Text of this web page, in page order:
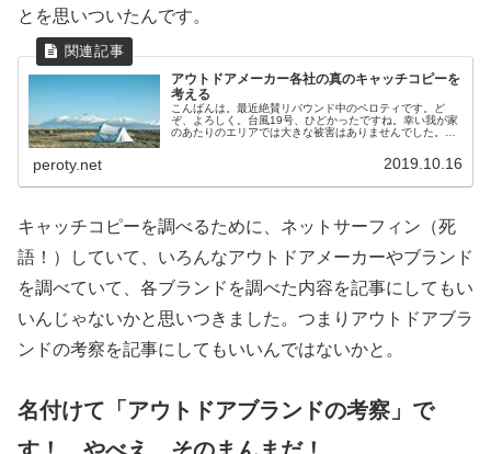
とを思いついたんです。
アウトドアメーカー各社の真のキャッチコピーを
考える
こんばんは。最近絶賛リバウンド中のペロティです。ど
ぞ、よろしく。台風19号、ひどかったですね。幸い我が家
のあたりのエリアでは大きな被害はありませんでした。被
peroty.net 2019.10.16
キャッチコピーを調べるために、ネットサーフィン（死
語！）していて、いろんなアウトドアメーカーやブランド
を調べていて、各ブランドを調べた内容を記事にしてもい
いんじゃないかと思いつきました。つまりアウトドアブラ
ンドの考察を記事にしてもいいんではないかと。
名付けて「アウトドアブランドの考察」で